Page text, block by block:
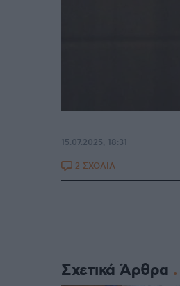
15.07.2025, 18:31
2 ΣΧΟΛΙΑ
Σχετικά Άρθρα